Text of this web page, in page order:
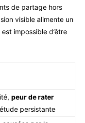
de partage hors
visible alimente un
impossible d’être
peur de rater
persistante